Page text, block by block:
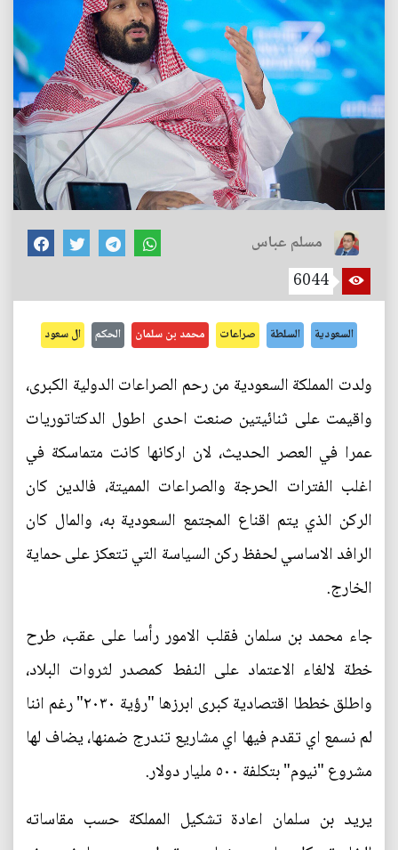
مسلم عباس
6044
السعودية السلطة صراعات محمد بن سلمان الحكم ال سعود
ولدت المملكة السعودية من رحم الصراعات الدولية الكبرى،
واقيمت على ثنائيتين صنعت احدى اطول الدكتاتوريات
عمرا في العصر الحديث، لان اركانها كانت متماسكة في
اغلب الفترات الحرجة والصراعات المميتة، فالدين كان
الركن الذي يتم اقناع المجتمع السعودية به، والمال كان
الرافد الاساسي لحفظ ركن السياسة التي تتعكز على حماية
الخارج.
جاء محمد بن سلمان فقلب الامور رأسا على عقب، طرح
خطة لالغاء الاعتماد على النفط كمصدر لثروات البلاد،
واطلق خططا اقتصادية كبرى ابرزها "رؤية ٢٠٣٠" رغم اننا
لم نسمع اي تقدم فيها اي مشاريع تندرج ضمنها، يضاف لها
مشروع "نيوم" بتكلفة ٥٠٠ مليار دولار.
يريد بن سلمان اعادة تشكيل المملكة حسب مقاساته